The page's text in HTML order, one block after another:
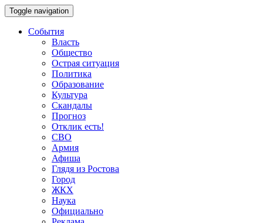
Toggle navigation
События
Власть
Общество
Острая ситуация
Политика
Образование
Культура
Скандалы
Прогноз
Отклик есть!
СВО
Армия
Афиша
Глядя из Ростова
Город
ЖКХ
Наука
Официально